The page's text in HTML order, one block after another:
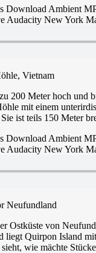
Vietnam
200 Meter hoch und
mit einem
ist teils 150 Meter
Neufundland
Ostküste von
Quirpon Island
wie mächte